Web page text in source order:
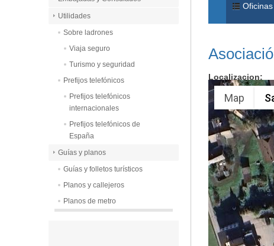
Localizacion:
Map
Utilidades
Sobre ladrones
Viaja seguro
Turismo y seguridad
Prefijos telefónicos
Prefijos telefónicos
internacionales
Prefijos telefónicos de
España
Guías y planos
Guías y folletos turísticos
Planos y callejeros
Planos de metro